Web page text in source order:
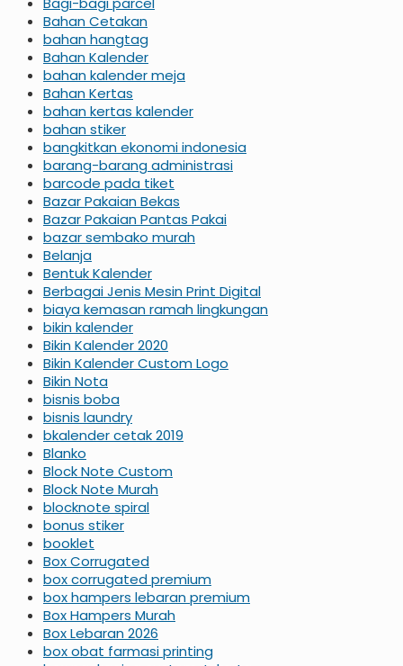
Bahan Cetakan
bahan hangtag
Bahan Kalender
bahan kalender meja
Bahan Kertas
bahan kertas kalender
bahan stiker
bangkitkan ekonomi indonesia
barang-barang administrasi
barcode pada tiket
Bazar Pakaian Bekas
Bazar Pakaian Pantas Pakai
bazar sembako murah
Belanja
Bentuk Kalender
Berbagai Jenis Mesin Print Digital
biaya kemasan ramah lingkungan
bikin kalender
Bikin Kalender 2020
Bikin Kalender Custom Logo
Bikin Nota
bisnis boba
bisnis laundry
bkalender cetak 2019
Blanko
Block Note Custom
Block Note Murah
blocknote spiral
bonus stiker
booklet
Box Corrugated
box corrugated premium
box hampers lebaran premium
Box Hampers Murah
Box Lebaran 2026
box obat farmasi printing